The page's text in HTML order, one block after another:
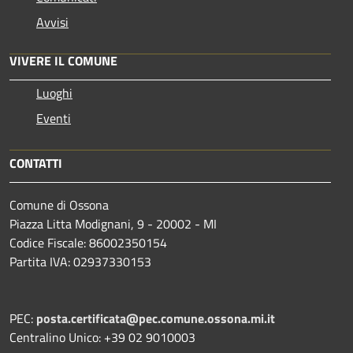
Avvisi
VIVERE IL COMUNE
Luoghi
Eventi
CONTATTI
Comune di Ossona
Piazza Litta Modignani, 9 - 20002 - MI
Codice Fiscale: 86002350154
Partita IVA: 02937330153
PEC: posta.certificata@pec.comune.ossona.mi.it
Centralino Unico: +39 02 9010003